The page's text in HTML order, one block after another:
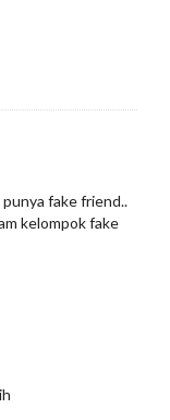
fake friend..
kelompok fake